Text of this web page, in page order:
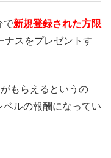
で新規登録された方限
ナスをプレゼントす
もらえるというの
ルの報酬になってい